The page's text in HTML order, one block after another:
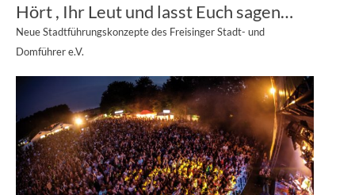
Hört , Ihr Leut und lasst Euch sagen…
Neue Stadtführungskonzepte des Freisinger Stadt- und
Domführer e.V.